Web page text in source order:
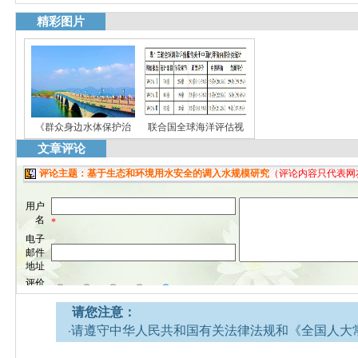
精彩图片
《群众身边水体保护治 联合国全球海洋评估视
文章评论
请您注意：
·请遵守中华人民共和国有关法律法规和《全国人